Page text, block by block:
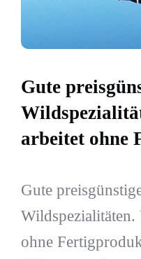
Gute
arbeitet ohne
Gute
Wildspezialitäten.
ohne